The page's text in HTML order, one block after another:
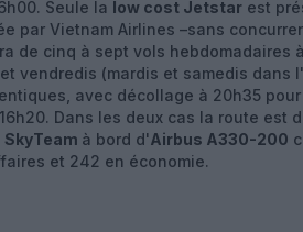
Seule la low cost Jetstar est
par Vietnam Airlines –sans
de cinq à sept vols hebdomadaires
vendredis (mardis et samedis dans
avec décollage à 20h35
Dans les deux cas la route est
SkyTeam à bord d'Airbus A330-200
et 242 en économie.